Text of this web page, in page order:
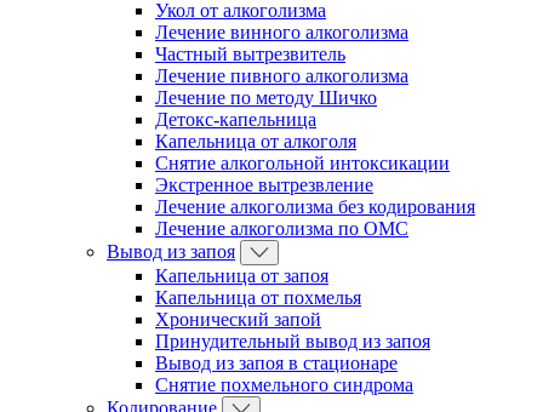
Укол от алкоголизма
Лечение винного алкоголизма
Частный вытрезвитель
Лечение пивного алкоголизма
Лечение по методу Шичко
Детокс-капельница
Капельница от алкоголя
Снятие алкогольной интоксикации
Экстренное вытрезвление
Лечение алкоголизма без кодирования
Лечение алкоголизма по ОМС
Вывод из запоя
Капельница от запоя
Капельница от похмелья
Хронический запой
Принудительный вывод из запоя
Вывод из запоя в стационаре
Снятие похмельного синдрома
Кодирование